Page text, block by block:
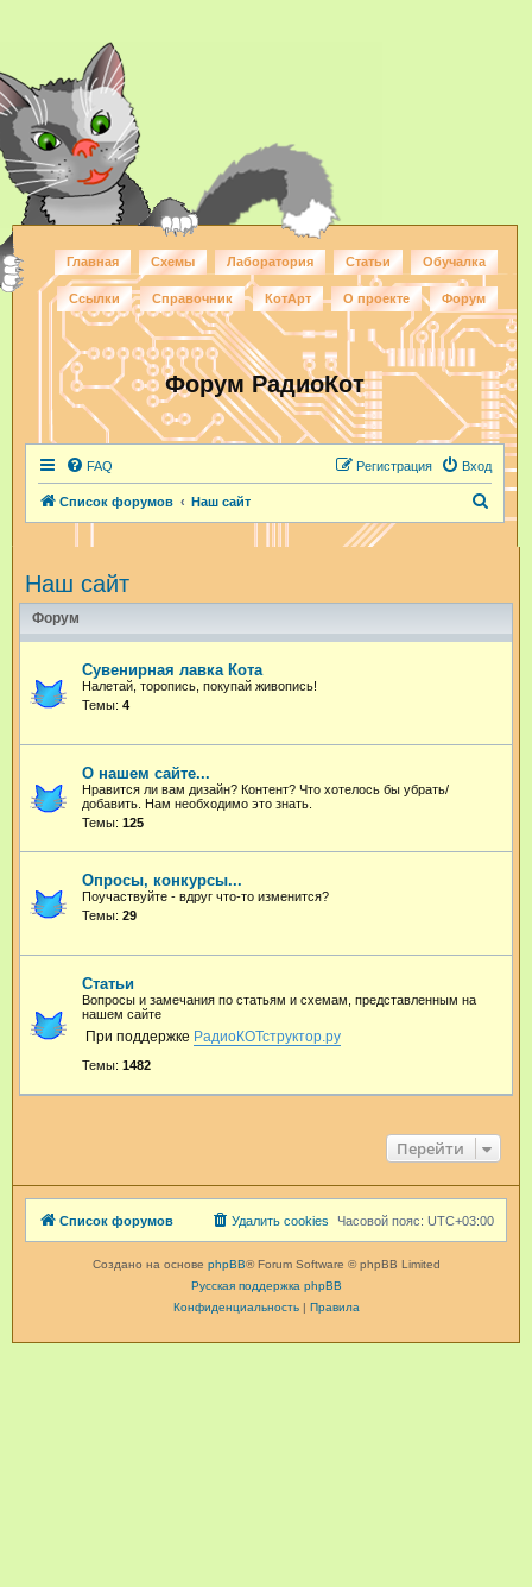
Главная Схемы Лаборатория Статьи Обучалка
Ссылки Справочник КотАрт О проекте Форум
Форум РадиоКот
FAQ Вход
Регистрация
Список форумов Наш сайт
Наш сайт
Форум
Сувенирная лавка Кота
Налетай, торопись, покупай живопись!
Темы: 4
О нашем сайте...
Нравится ли вам дизайн? Контент? Что хотелось бы убрать/
добавить. Нам необходимо это знать.
Темы: 125
Опросы, конкурсы...
Поучаствуйте - вдруг что-то изменится?
Темы: 29
Статьи
Вопросы и замечания по статьям и схемам, представленным на
нашем сайте
При поддержке РадиоКОТструктор.ру
Темы: 1482
Перейти
Список форумов Часовой пояс: UTC+03:00
Удалить cookies
Создано на основе phpBB® Forum Software © phpBB Limited
Русская поддержка phpBB
Конфиденциальность| Правила